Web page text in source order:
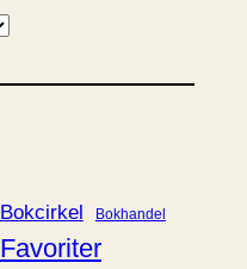
Bokcirkel Bokhandel
Favoriter